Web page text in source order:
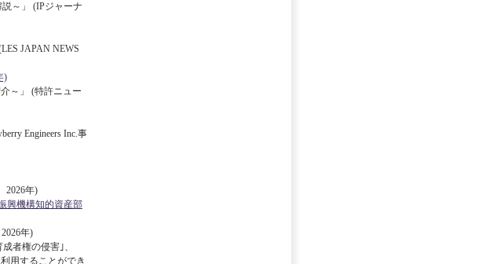
～」 (IPジャーナ
JAPAN NEWS
)
～」 (特許ニュー
Engineers Inc.事
2026年)
興機構知的資産部
年)
者権の侵害｣、
用することができ